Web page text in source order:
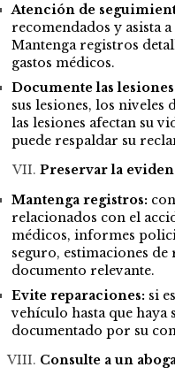
Atención de
recomendados y asista
Mantenga registros
gastos médicos.
Documente las
sus lesiones, los
las lesiones afectan su
puede respaldar su
Preservar la
Mantenga registros:
relacionados con el
médicos, informes
seguro, estimaciones
documento relevante.
Evite reparaciones: si
vehículo hasta que
documentado por su
Consulte a un